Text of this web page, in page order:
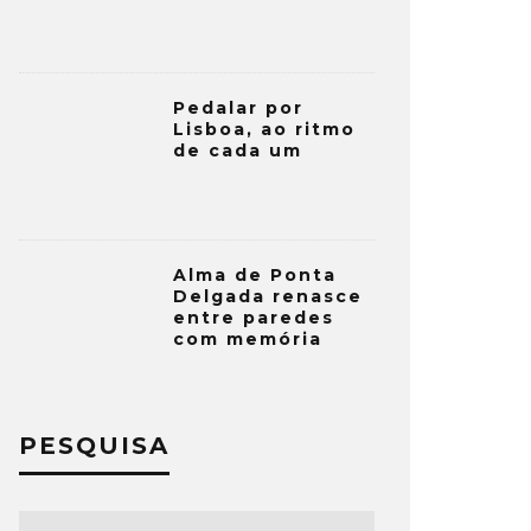
Pedalar por
Lisboa, ao ritmo
de cada um
Alma de Ponta
Delgada renasce
entre paredes
com memória
PESQUISA